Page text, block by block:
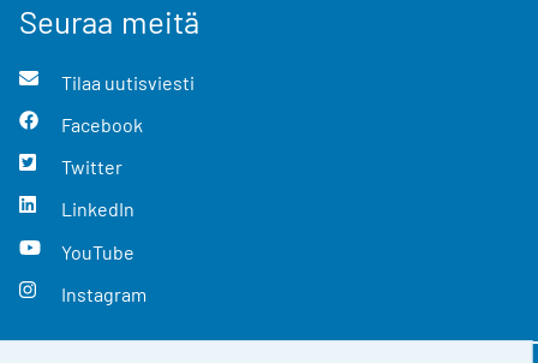
Seuraa meitä
Tilaa uutisviesti
Facebook
Twitter
LinkedIn
YouTube
Instagram